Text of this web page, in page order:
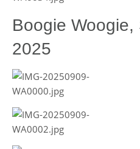
Boogie
2025